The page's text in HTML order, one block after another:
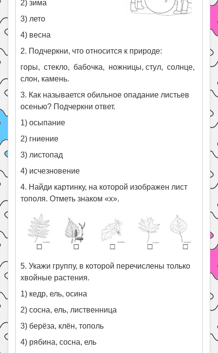
2) зима
3) лето
4) весна
2. Подчеркни, что относится к природе:
горы, стекло, бабочка, ножницы, стул, солнце,
слон, камень.
3. Как называется обильное опадание листьев
осенью? Подчеркни ответ.
1) осыпание
2) гниение
3) листопад
4) исчезновение
4. Найди картинку, на которой изображен лист
тополя. Отметь знаком «х».
5. Укажи группу, в которой перечислены только
хвойные растения.
1) кедр, ель, осина
2) сосна, ель, лиственница
3) берёза, клён, тополь
4) рябина, сосна, ель